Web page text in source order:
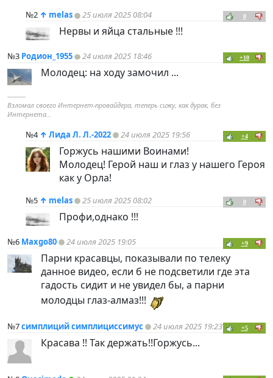
№2 ↑ melas 25 июля 2025 08:04 0
Нервы и яйца стальные !!!
№3 Родион_1955 24 июля 2025 18:46 +10
Молодец: на ходу замочил ...
----------
Взломал своего Интернет-провайдера, теперь сижу, как дурак, без
Интернета...
№4 ↑ Лида Л. Л.-2022 24 июля 2025 19:56 +4
Горжусь нашими Воинами!
Молодец! Герой наш и глаз у нашего Героя
как у Орла!
№5 ↑ melas 25 июля 2025 08:02 0
Профи,однако !!!
№6 Maxgo80 24 июля 2025 19:05 +9
Парни красавцы, показывали по телеку
данное видео, если б не подсветили где эта
гадость сидит и не увидел бы, а парни
молодцы глаз-алмаз!!!
№7симплиций симплициссимус 24 июля 2025 19:23 +5
Красава !! Так держать!!Горжусь...